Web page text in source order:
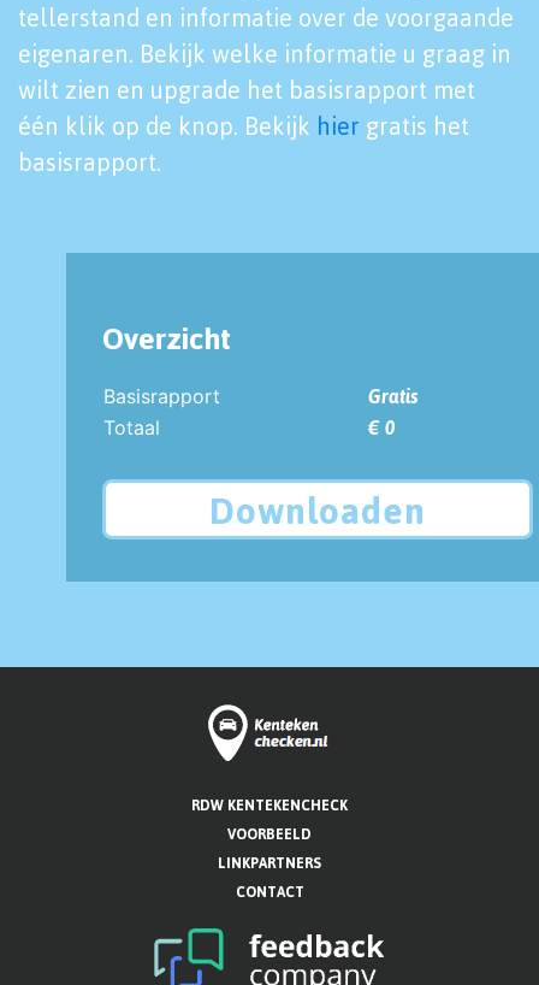
tellerstand en informatie over de voorgaande
eigenaren. Bekijk welke informatie u graag in
wilt zien en upgrade het basisrapport met
één klik op de knop. Bekijk hier gratis het
basisrapport.
Overzicht
Basisrapport
Gratis
Totaal
€ 0
Downloaden
RDW KENTEKENCHECK
VOORBEELD
LINKPARTNERS
CONTACT